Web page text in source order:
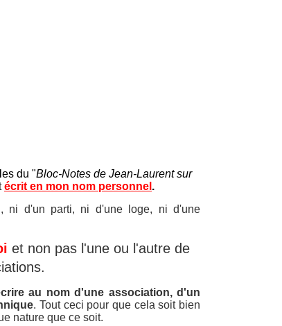
du "Bloc-Notes de Jean-Laurent sur
écrit en mon nom personnel .
ni d'un parti, ni d'une loge, ni d'une
et non pas l'une ou l'autre de
au nom d'une association, d'un
.Tout ceci pour que cela soit bien
nature que ce soit.